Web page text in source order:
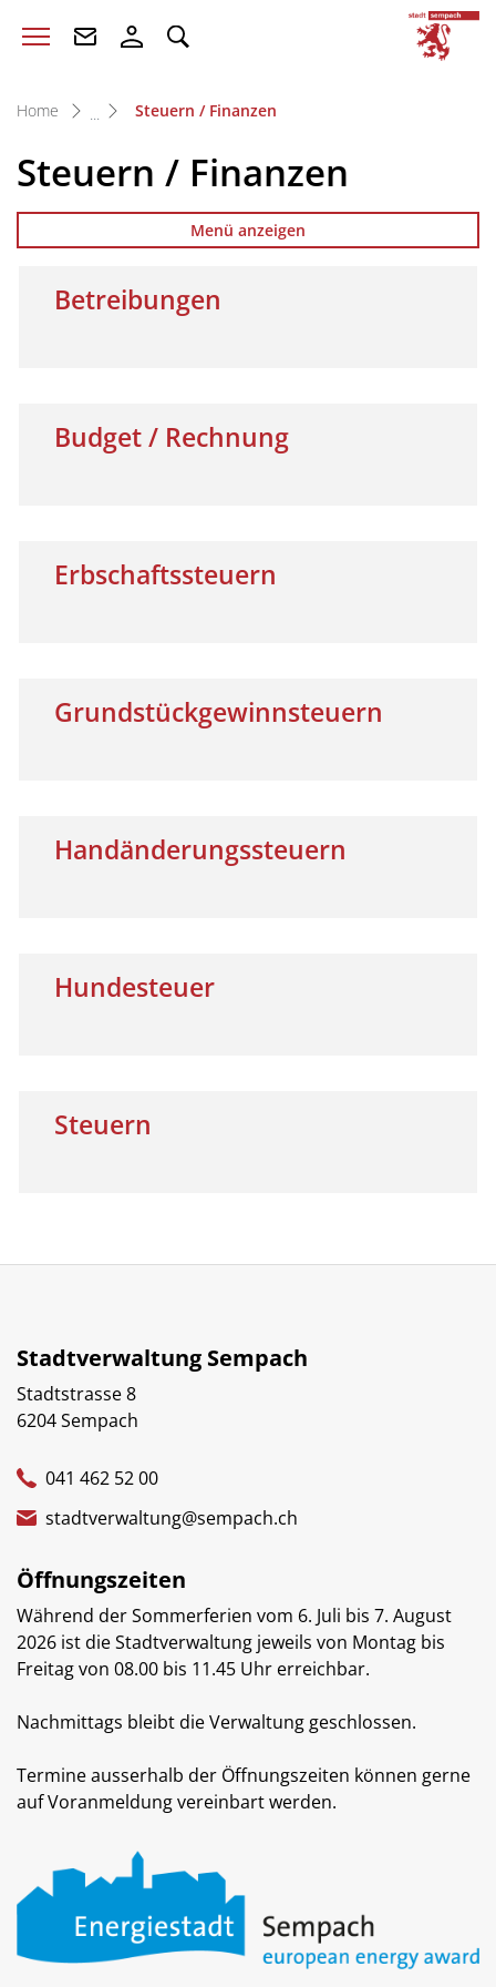
Home Steuern / Finanzen
Steuern / Finanzen
Menü anzeigen
Betreibungen
Budget / Rechnung
Erbschaftssteuern
Grundstückgewinnsteuern
Handänderungssteuern
Hundesteuer
Steuern
Stadtverwaltung Sempach
Stadtstrasse 8
6204 Sempach
041 462 52 00
stadtverwaltung@sempach.ch
Öffnungszeiten
Während der Sommerferien vom 6. Juli bis 7. August
2026 ist die Stadtverwaltung jeweils von Montag bis
Freitag von 08.00 bis 11.45 Uhr erreichbar.
Nachmittags bleibt die Verwaltung geschlossen.
Termine ausserhalb der Öffnungszeiten können gerne
auf Voranmeldung vereinbart werden.